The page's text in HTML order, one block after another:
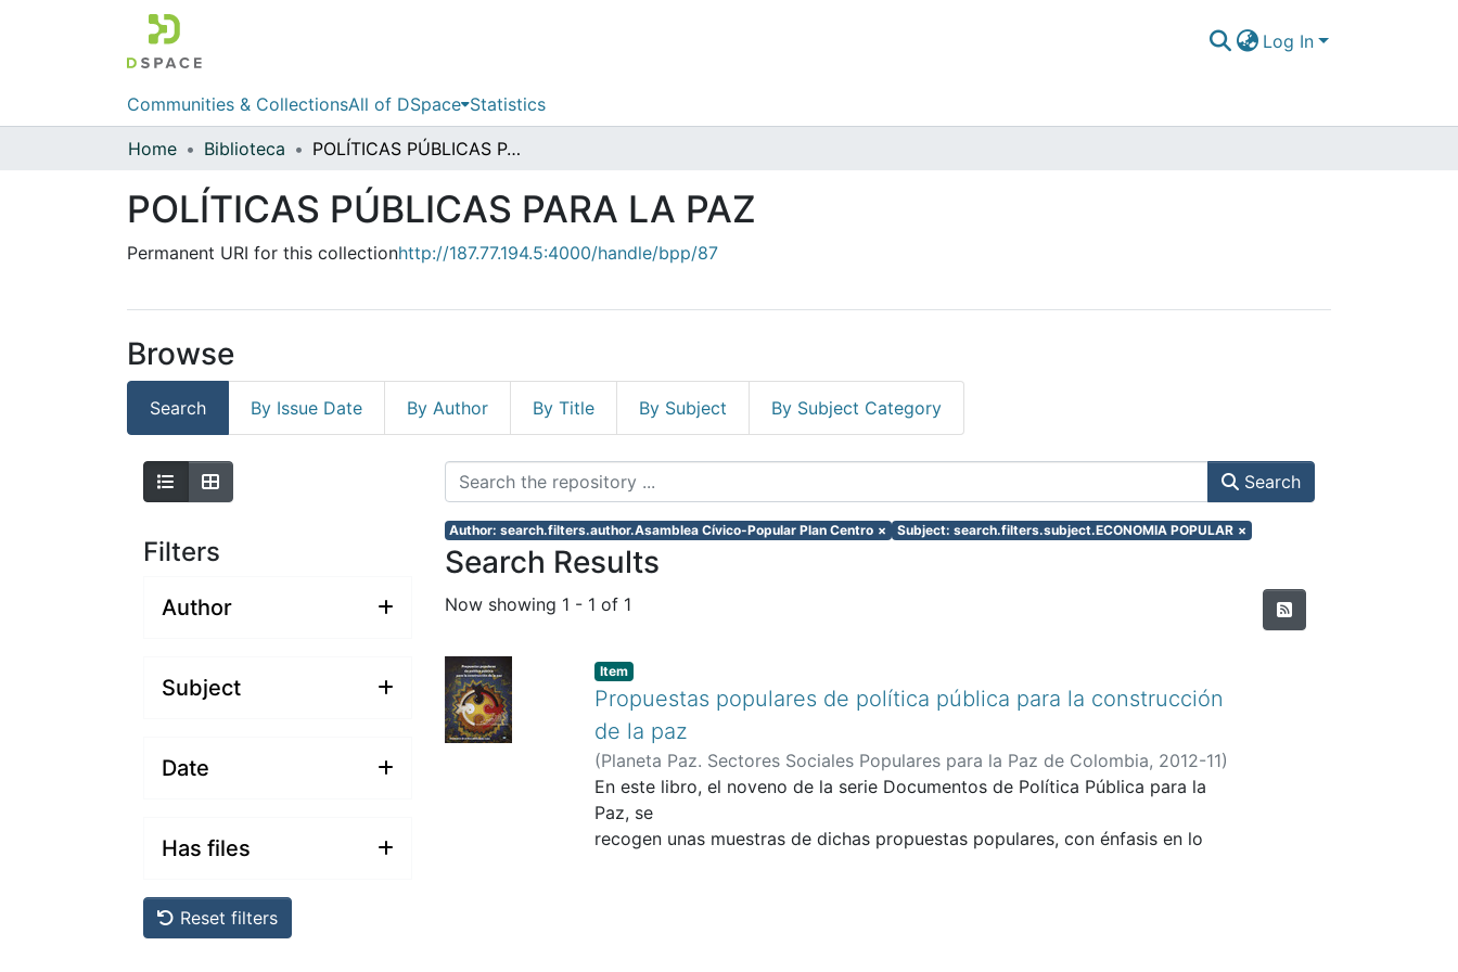
Log In
Communities & CollectionsAll of DSpace Statistics
Home Biblioteca POLÍTICAS PÚBLICAS PARA LA PAZ
POLÍTICAS PÚBLICAS PARA LA PAZ
Permanent URI for this collectionhttp://187.77.194.5:4000/handle/bpp/87
Browse
Search By Issue Date By Author By Title By Subject By Subject Category
Filters
Author
Subject
Date
Has files
Reset filters
Search
Author: search.filters.author.Asamblea Cívico-Popular Plan Centro × Subject: search.filters.subject.ECONOMIA POPULAR ×
Search Results
Now showing 1 - 1 of 1
Item
Propuestas populares de política pública para la construcción
de la paz
(Planeta Paz. Sectores Sociales Populares para la Paz de Colombia, 2012-11)
Junta Mayor Autónoma de Palabreros Wayuu;Organizaciones de Población
Desplazada de los Montes de María
Montenegro, Edgar;Mesa de Cerros Orientales;Asamblea Sur;Coordinadora
En este libro, el noveno de la serie Documentos de Política Pública para la
Paz, se
recogen unas muestras de dichas propuestas populares, con énfasis en lo